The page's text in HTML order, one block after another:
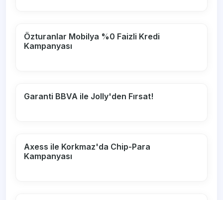
Özturanlar Mobilya %0 Faizli Kredi
Kampanyası
Garanti BBVA ile Jolly'den Fırsat!
Axess ile Korkmaz'da Chip-Para
Kampanyası